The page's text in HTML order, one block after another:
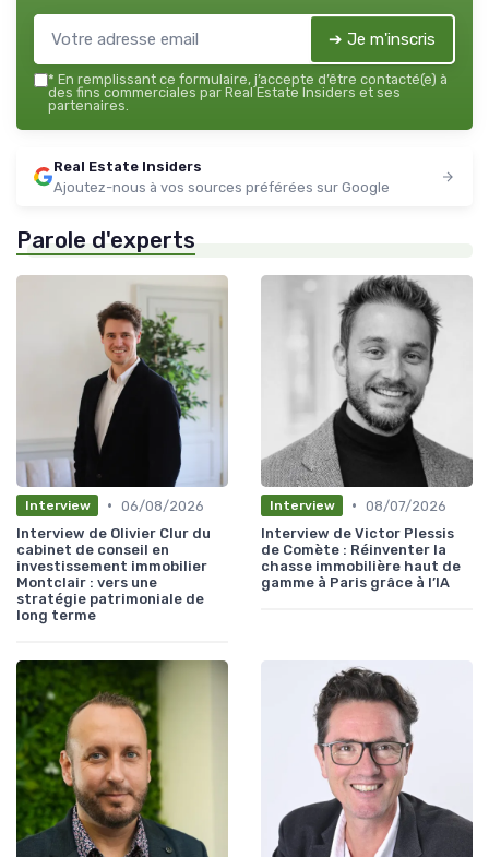
➔ Je m'inscris
* En remplissant ce formulaire, j’accepte d’être contacté(e) à
des fins commerciales par Real Estate Insiders et ses
partenaires.
Real Estate Insiders
Ajoutez-nous à vos sources préférées sur Google
Parole d'experts
Interview • 06/08/2026
Interview de Olivier Clur du
cabinet de conseil en
investissement immobilier
Montclair : vers une
stratégie patrimoniale de
long terme
Interview • 08/07/2026
Interview de Victor Plessis
de Comète : Réinventer la
chasse immobilière haut de
gamme à Paris grâce à l’IA